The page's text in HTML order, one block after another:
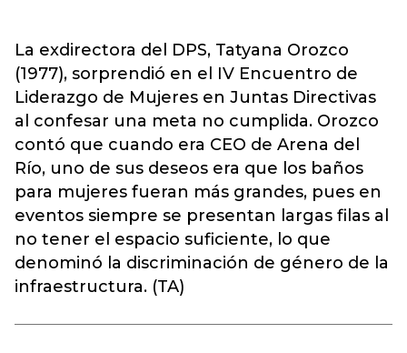
La exdirectora del DPS, Tatyana Orozco
(1977), sorprendió en el IV Encuentro de
Liderazgo de Mujeres en Juntas Directivas
al confesar una meta no cumplida. Orozco
contó que cuando era CEO de Arena del
Río, uno de sus deseos era que los baños
para mujeres fueran más grandes, pues en
eventos siempre se presentan largas filas al
no tener el espacio suficiente, lo que
denominó la discriminación de género de la
infraestructura. (TA)